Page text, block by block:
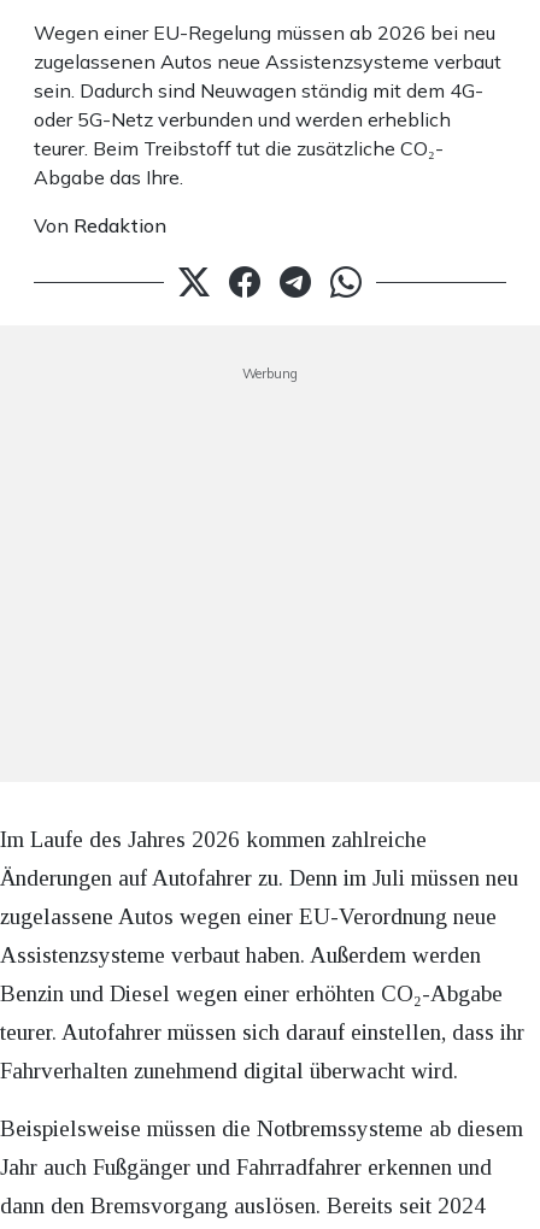
Wegen einer EU-Regelung müssen ab 2026 bei neu
zugelassenen Autos neue Assistenzsysteme verbaut
sein. Dadurch sind Neuwagen ständig mit dem 4G-
oder 5G-Netz verbunden und werden erheblich
teurer. Beim Treibstoff tut die zusätzliche CO₂-
Abgabe das Ihre.
Von Redaktion
Werbung
Im Laufe des Jahres 2026 kommen zahlreiche
Änderungen auf Autofahrer zu. Denn im Juli müssen neu
zugelassene Autos wegen einer EU-Verordnung neue
Assistenzsysteme verbaut haben. Außerdem werden
Benzin und Diesel wegen einer erhöhten CO₂-Abgabe
teurer. Autofahrer müssen sich darauf einstellen, dass ihr
Fahrverhalten zunehmend digital überwacht wird.
Beispielsweise müssen die Notbremssysteme ab diesem
Jahr auch Fußgänger und Fahrradfahrer erkennen und
dann den Bremsvorgang auslösen. Bereits seit 2024